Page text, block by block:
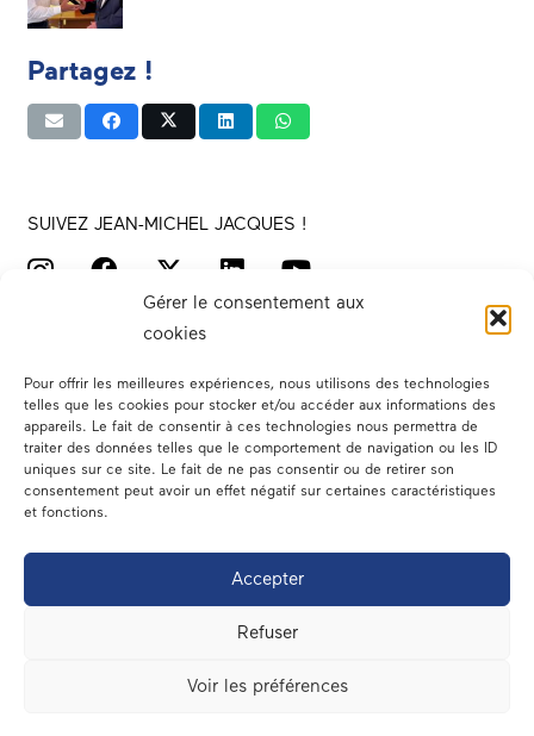
Gérer le consentement aux
cookies
Pour offrir les meilleures expériences, nous utilisons des technologies
telles que les cookies pour stocker et/ou accéder aux informations des
appareils. Le fait de consentir à ces technologies nous permettra de
traiter des données telles que le comportement de navigation ou les ID
uniques sur ce site. Le fait de ne pas consentir ou de retirer son
consentement peut avoir un effet négatif sur certaines caractéristiques
et fonctions.
Accepter
Refuser
Voir les préférences
Partagez !
SUIVEZ JEAN-MICHEL JACQUES !
Votre député
Dans les médias
En circonscription
A l’assemblée